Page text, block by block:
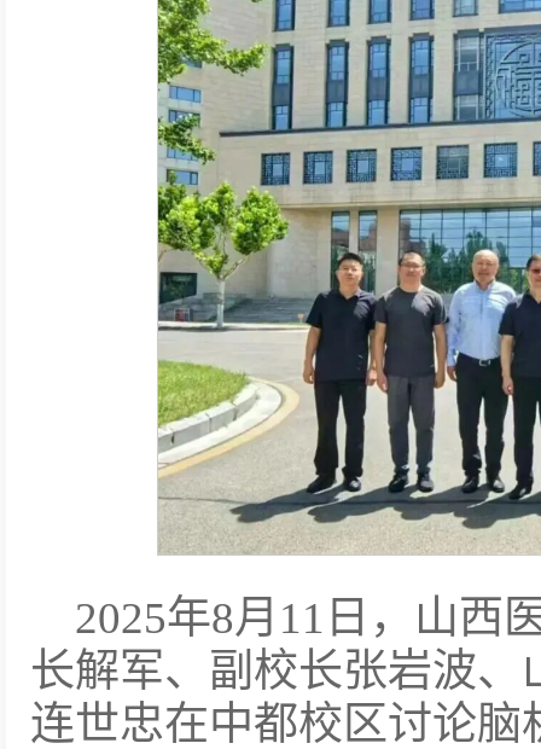
2025年8月11日，山西
长解军、副校长张岩波
连世忠在中都校区讨论脑